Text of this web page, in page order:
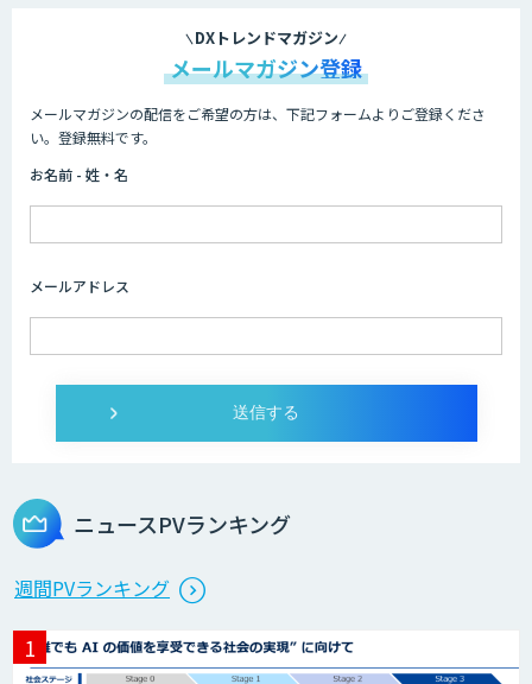
「業務AIプロ」
Dify開発支援
SELFBOT AIエージェント
製造業特化型オーダーメイドAI開発（知
財/FMEA/電気回路/CAD/外観検査）
DXトレンドマガジン
メールマガジン登録
メールマガジンの配信をご希望の方は、下記フォームよりご登録くださ
い。登録無料です。
お名前 - 姓・名
メールアドレス
ニュースPVランキング
週間PVランキング